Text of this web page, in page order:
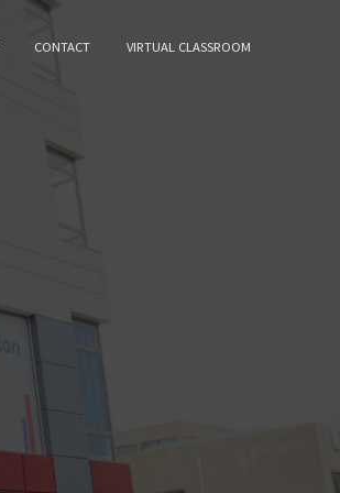
CONTACT VIRTUAL CLASSROOM